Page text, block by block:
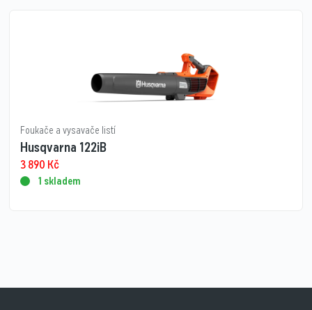
Foukače a vysavače listí
Husqvarna 122iB
3 890 Kč
1 skladem